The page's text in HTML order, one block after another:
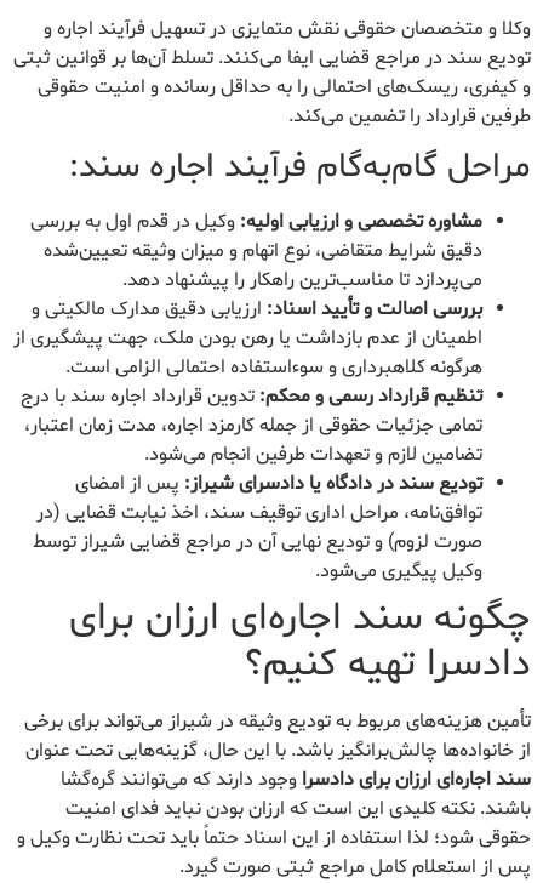
وکلا و متخصصان حقوقی نقش متمایزی در تسهیل فرآیند اجاره و
تودیع سند در مراجع قضایی ایفا می‌کنند. تسلط آن‌ها بر قوانین ثبتی
و کیفری، ریسک‌های احتمالی را به حداقل رسانده و امنیت حقوقی
طرفین قرارداد را تضمین می‌کند.
مراحل گام‌به‌گام فرآیند اجاره سند:
مشاوره تخصصی و ارزیابی اولیه: وکیل در قدم اول به بررسی
دقیق شرایط متقاضی، نوع اتهام و میزان وثیقه تعیین‌شده
می‌پردازد تا مناسب‌ترین راهکار را پیشنهاد دهد.
بررسی اصالت و تأیید اسناد: ارزیابی دقیق مدارک مالکیتی و
اطمینان از عدم بازداشت یا رهن بودن ملک، جهت پیشگیری از
هرگونه کلاهبرداری و سوءاستفاده احتمالی الزامی است.
تنظیم قرارداد رسمی و محکم: تدوین قرارداد اجاره سند با درج
تمامی جزئیات حقوقی از جمله کارمزد اجاره، مدت زمان اعتبار،
تضامین لازم و تعهدات طرفین انجام می‌شود.
تودیع سند در دادگاه یا دادسرای شیراز: پس از امضای
توافق‌نامه، مراحل اداری توقیف سند، اخذ نیابت قضایی (در
صورت لزوم) و تودیع نهایی آن در مراجع قضایی شیراز توسط
وکیل پیگیری می‌شود.
چگونه سند اجاره‌ای ارزان برای
دادسرا تهیه کنیم؟
تأمین هزینه‌های مربوط به تودیع وثیقه در شیراز می‌تواند برای برخی
از خانواده‌ها چالش‌برانگیز باشد. با این حال، گزینه‌هایی تحت عنوان
سند اجاره‌ای ارزان برای دادسرا وجود دارند که می‌توانند گره‌گشا
باشند. نکته کلیدی این است که ارزان بودن نباید فدای امنیت
حقوقی شود؛ لذا استفاده از این اسناد حتماً باید تحت نظارت وکیل و
پس از استعلام کامل مراجع ثبتی صورت گیرد.